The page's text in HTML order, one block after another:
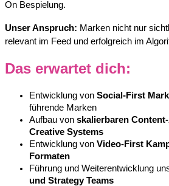
On Bespielung.
Unser Anspruch: Marken nicht nur
relevant im Feed und erfolgreich im
Das erwartet dich:
Entwicklung von Social-First
führende Marken
Aufbau von skalierbaren
Creative Systems
Entwicklung von Video-First
Formaten
Führung und Weiterentwicklung
und Strategy Teams